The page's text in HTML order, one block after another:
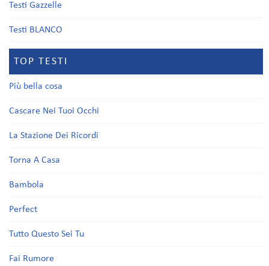
Testi Gazzelle
Testi BLANCO
TOP TESTI
Più bella cosa
Cascare Nei Tuoi Occhi
La Stazione Dei Ricordi
Torna A Casa
Bambola
Perfect
Tutto Questo Sei Tu
Fai Rumore